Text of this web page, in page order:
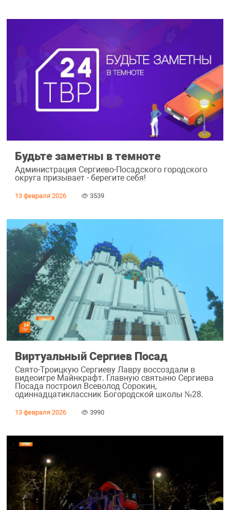
Будьте заметны в темноте
Администрация Сергиево-Посадского городского
округа призывает - берегите себя!
13 февраля 2026 3539
Виртуальный Сергиев Посад
Свято-Троицкую Сергиеву Лавру воссоздали в
видеоигре Майнкрафт. Главную святыню Сергиева
Посада построил Всеволод Сорокин,
одиннадцатиклассник Богородской школы №28.
13 февраля 2026 3990